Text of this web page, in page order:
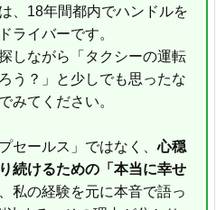
、18年間都内でハンドルを
ライバーです。
しながら「タクシーの運転
う？」と少しでも思ったな
みてください。
セールス」ではなく、心穏
続けるための「本当に幸せ
私の経験を元に本音で語っ